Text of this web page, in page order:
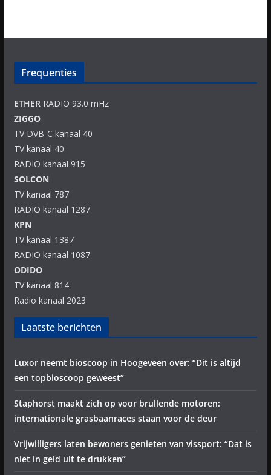
Frequenties
ETHERRADIO 93.0 mHz
ZIGGO
TV DVB-C kanaal 40
TV kanaal 40
RADIO kanaal 915
SOLCON
TV kanaal 787
RADIO kanaal 1287
KPN
TV kanaal 1387
RADIO kanaal 1087
ODIDO
TV kanaal 814
Radio kanaal 2023
Laatste berichten
Luxor neemt bioscoop in Hoogeveen over: “Dit is altijd
een topbioscoop geweest”
Staphorst maakt zich op voor brullende motoren:
internationale grasbaanraces staan voor de deur
Vrijwilligers laten bewoners genieten van vissport: “Dat is
niet in geld uit te drukken”